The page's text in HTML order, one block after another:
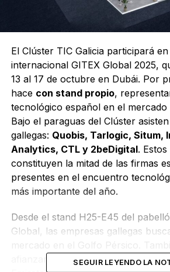
El Clúster TIC Galicia participará
internacional GITEX Global 2025,
13 al 17 de octubre en Dubái. Por
hace con stand propio,
tecnológico español en el mercado
Bajo el paraguas del Clúster
gallegas: Quobis, Tarlogic, Situm,
Analytics, CTL y 2beDigital.
constituyen la mitad de las firmas
presentes en el encuentro
más importante del año.
Desde el stand H25-E45 del
Global, las empresas gallegas
nuevas oportunidades de
SEGUIR LEYENDO LA